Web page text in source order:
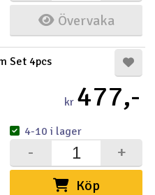
Övervaka
Set 4pcs
kr 477,-
Köp
+
-
4-10 i lager